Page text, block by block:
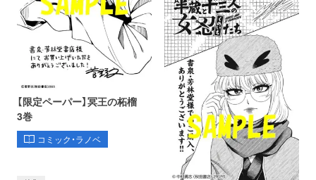
【限定ペーパー】冥王の柘榴
3巻
コミック・ラノベ